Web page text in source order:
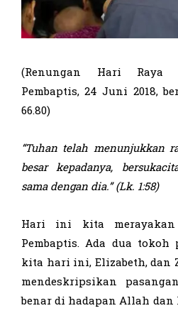
(Renungan Hari Raya
Pembaptis, 24 Juni 2018,
66.80)
“Tuhan telah menunjukkan
besar kepadanya,
sama dengan dia.” (Lk. 1:58)
Hari ini kita merayakan
Pembaptis. Ada dua
kita hari ini, Elizabeth, dan
mendeskripsikan
benar di hadapan Allah